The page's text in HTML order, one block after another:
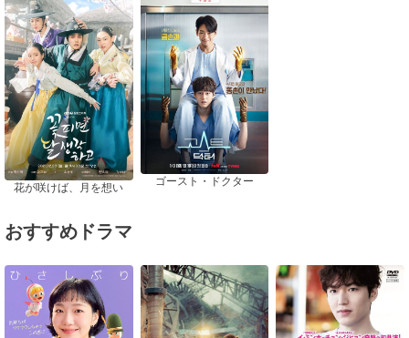
花が咲けば、月を想い ゴースト・ドクター
おすすめドラマ